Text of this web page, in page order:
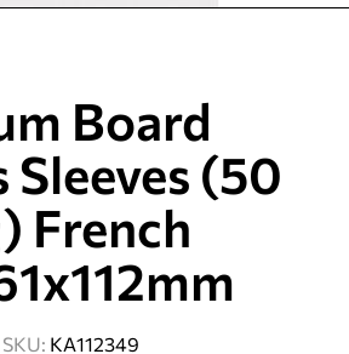
Board
Sleeves (50
French
SKU: KA112349